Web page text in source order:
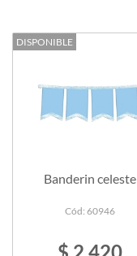
DISPONIBLE
Banderin celeste
Cód: 60946